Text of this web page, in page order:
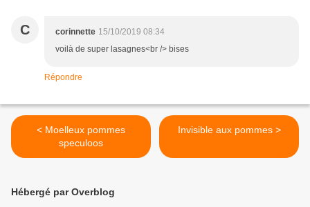
C corinnette 15/10/2019 08:34
voilà de super lasagnes<br /> bises
Répondre
< Moelleux pommes
speculoos
Invisible aux pommes >
Hébergé par Overblog